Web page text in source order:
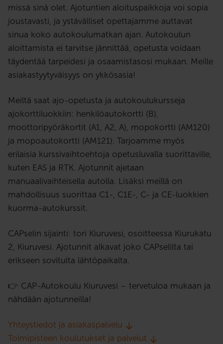
missä sinä olet. Ajotuntien aloituspaikkoja voi sopia
joustavasti, ja ystävälliset opettajamme auttavat
sinua koko autokoulumatkan ajan. Autokoulun
aloittamista ei tarvitse jännittää, opetusta voidaan
täydentää tarpeidesi ja osaamistasosi mukaan. Meille
asiakastyytyväisyys on ykkösasia!
Meiltä saat ajo-opetusta ja autokoulukursseja
ajokorttiluokkiin: henkilöautokortti (B),
moottoripyöräkortit (A1, A2, A), mopokortti (AM120)
ja mopoautokortti (AM121). Tarjoamme myös
erilaisia kurssivaihtoehtoja opetusluvalla suorittaville,
kuten EAS ja RTK. Ajotunnit ajetaan
manuaalivaihteisella autolla. Lisäksi meillä on
mahdollisuus suorittaa C1-, C1E-, C- ja CE-luokkien
kuorma-autokurssit.
CAPselin sijainti: tori Kiuruvesi, osoitteessa Kiurukatu
2, Kiuruvesi. Ajotunnit alkavat joko CAPselilta tai
erikseen sovitulta lähtöpaikalta.
👉 CAP-Autokoulu Kiuruvesi – tervetuloa mukaan ja
nähdään ajotunneilla!
Yhteystiedot ja asiakaspalvelu
Toimipisteen koulutukset ja palvelut